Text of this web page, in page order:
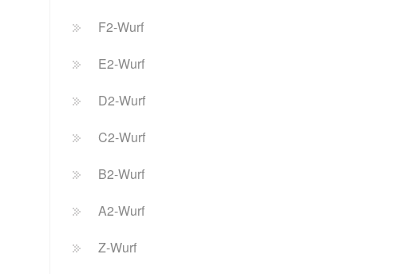
F2-Wurf
E2-Wurf
D2-Wurf
C2-Wurf
B2-Wurf
A2-Wurf
Z-Wurf